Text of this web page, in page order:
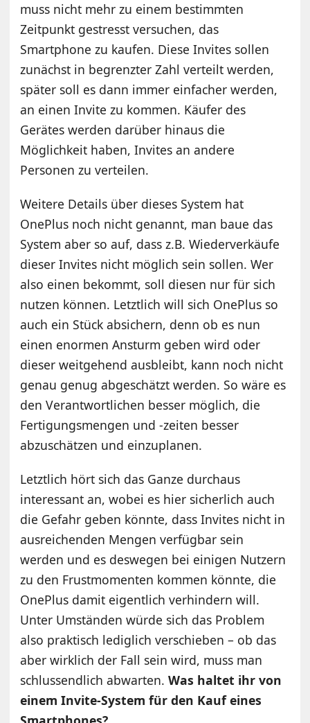
muss nicht mehr zu einem bestimmten
Zeitpunkt gestresst versuchen, das
Smartphone zu kaufen. Diese Invites sollen
zunächst in begrenzter Zahl verteilt werden,
später soll es dann immer einfacher werden,
an einen Invite zu kommen. Käufer des
Gerätes werden darüber hinaus die
Möglichkeit haben, Invites an andere
Personen zu verteilen.
Weitere Details über dieses System hat
OnePlus noch nicht genannt, man baue das
System aber so auf, dass z.B. Wiederverkäufe
dieser Invites nicht möglich sein sollen. Wer
also einen bekommt, soll diesen nur für sich
nutzen können. Letztlich will sich OnePlus so
auch ein Stück absichern, denn ob es nun
einen enormen Ansturm geben wird oder
dieser weitgehend ausbleibt, kann noch nicht
genau genug abgeschätzt werden. So wäre es
den Verantwortlichen besser möglich, die
Fertigungsmengen und -zeiten besser
abzuschätzen und einzuplanen.
Letztlich hört sich das Ganze durchaus
interessant an, wobei es hier sicherlich auch
die Gefahr geben könnte, dass Invites nicht in
ausreichenden Mengen verfügbar sein
werden und es deswegen bei einigen Nutzern
zu den Frustmomenten kommen könnte, die
OnePlus damit eigentlich verhindern will.
Unter Umständen würde sich das Problem
also praktisch lediglich verschieben – ob das
aber wirklich der Fall sein wird, muss man
schlussendlich abwarten.Was haltet ihr von
einem Invite-System für den Kauf eines